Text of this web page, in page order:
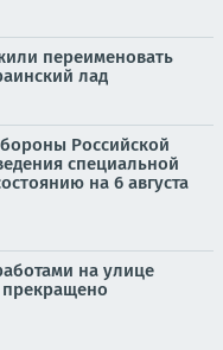
переименовать
лад
Российской
специальной
на 6 августа
на улице